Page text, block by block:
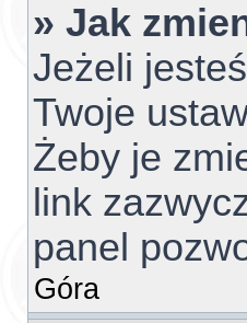
» Jak
Jeżeli
Twoje
Żeby je
link
panel
Góra